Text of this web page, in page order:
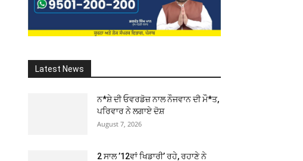
Latest News
ਨ*ਸ਼ੇ ਦੀ ਓਵਰਡੋਜ਼ ਨਾਲ ਨੌਜਵਾਨ ਦੀ ਮੌ*ਤ,
ਪਰਿਵਾਰ ਨੇ ਲਗਾਏ ਦੋਸ਼
August 7, 2026
2 ਸਾਲ ’12ਵਾਂ ਖਿਡਾਰੀ’ ਰਹੇ, ਰਹਾਣੇ ਨੇ